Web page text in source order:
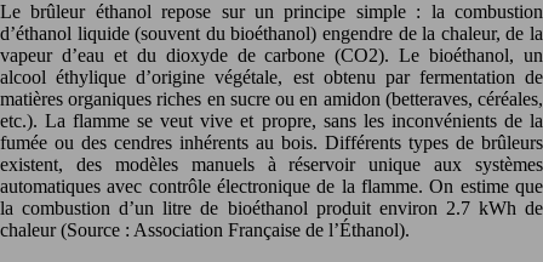
Le brûleur éthanol repose sur un principe simple : la combustion
d’éthanol liquide (souvent du bioéthanol) engendre de la chaleur, de la
vapeur d’eau et du dioxyde de carbone (CO2). Le bioéthanol, un
alcool éthylique d’origine végétale, est obtenu par fermentation de
matières organiques riches en sucre ou en amidon (betteraves, céréales,
etc.). La flamme se veut vive et propre, sans les inconvénients de la
fumée ou des cendres inhérents au bois. Différents types de brûleurs
existent, des modèles manuels à réservoir unique aux systèmes
automatiques avec contrôle électronique de la flamme. On estime que
la combustion d’un litre de bioéthanol produit environ 2.7 kWh de
chaleur (Source : Association Française de l’Éthanol).